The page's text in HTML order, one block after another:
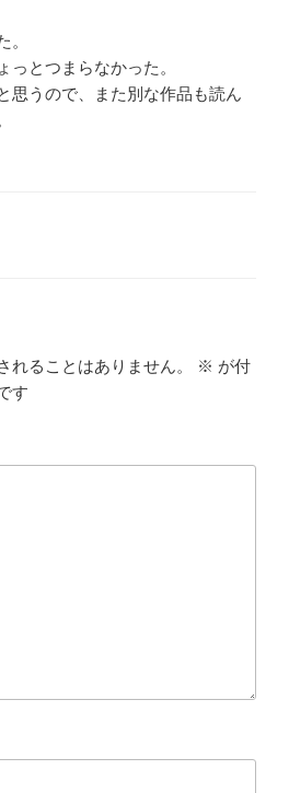
。
っとつまらなかった。
思うので、また別な作品も読ん
れることはありません。 ※ が付
す